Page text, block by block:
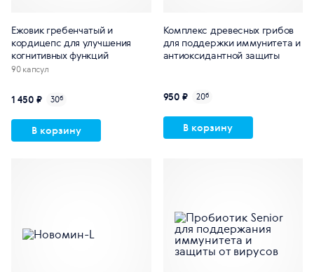
Ежовик гребенчатый и
кордицепс для улучшения
когнитивных функций
90 капсул
1 450 ₽ 30б
В корзину
Комплекс древесных грибов
для поддержки иммунитета и
антиоксидантной защиты
950 ₽ 20б
В корзину